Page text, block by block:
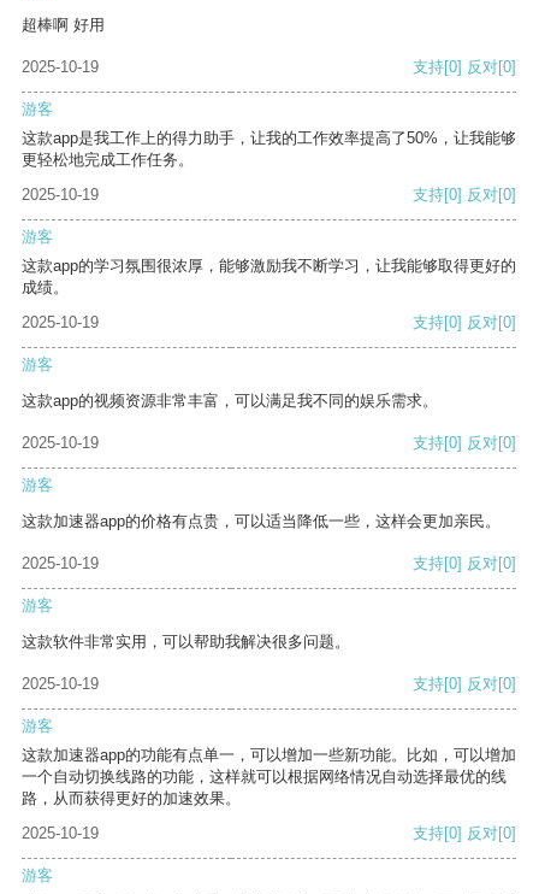
超棒啊 好用
2025-10-19 支持[0] 反对[0]
游客
这款app是我工作上的得力助手，让我的工作效率提高了50%，让我能够
更轻松地完成工作任务。
2025-10-19
支持[0] 反对[0]
游客
这款app的学习氛围很浓厚，能够激励我不断学习，让我能够取得更好的
成绩。
2025-10-19
支持[0] 反对[0]
游客
这款app的视频资源非常丰富，可以满足我不同的娱乐需求。
2025-10-19 支持[0] 反对[0]
游客
这款加速器app的价格有点贵，可以适当降低一些，这样会更加亲民。
2025-10-19 支持[0] 反对[0]
游客
这款软件非常实用，可以帮助我解决很多问题。
2025-10-19 支持[0] 反对[0]
游客
这款加速器app的功能有点单一，可以增加一些新功能。比如，可以增加
一个自动切换线路的功能，这样就可以根据网络情况自动选择最优的线
路，从而获得更好的加速效果。
2025-10-19
支持[0] 反对[0]
游客